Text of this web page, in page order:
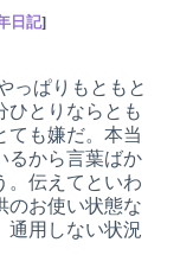
日記]
っぱりもともと
ひとりならとも
ても嫌だ。本当
るから言葉ばか
。伝えてといわ
のお使い状態な
通用しない状況